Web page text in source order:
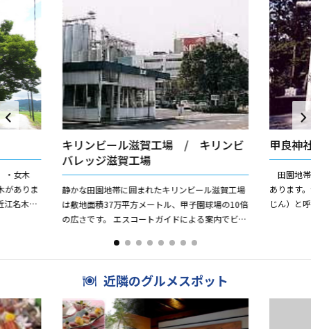
・女木
がありま
江名木
キリンビール滋賀工場 / キリンビ
バレッジ滋賀工場
静かな田園地帯に囲まれたキリンビール滋賀工場
は敷地面積37万平方メートル、甲子園球場の10倍
の広さです。 エスコートガイドによる案内でビデ
てのビールを試飲...
甲良神
田園地
あります
じん）と
近隣のグルメスポット